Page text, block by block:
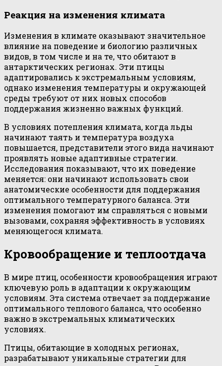
Реакция на изменения климата
Изменения в климате оказывают значительное
влияние на поведение и биологию различных
видов, в том числе и на те, что обитают в
антарктических регионах. Эти птицы
адаптировались к экстремальным условиям,
однако изменения температуры и окружающей
среды требуют от них новых способов
поддержания жизненно важных функций.
В условиях потепления климата, когда льды
начинают таять и температура воздуха
повышается, представители этого вида начинают
проявлять новые адаптивные стратегии.
Исследования показывают, что их поведение
меняется: они начинают использовать свои
анатомические особенности для поддержания
оптимального температурного баланса. Эти
изменения помогают им справляться с новыми
вызовами, сохраняя эффективность в условиях
меняющегося климата.
Кровообращение и теплоотдача
В мире птиц, особенности кровообращения играют
ключевую роль в адаптации к окружающим
условиям. Эта система отвечает за поддержание
оптимального теплового баланса, что особенно
важно в экстремальных климатических
условиях.
Птицы, обитающие в холодных регионах,
разрабатывают уникальные стратегии для